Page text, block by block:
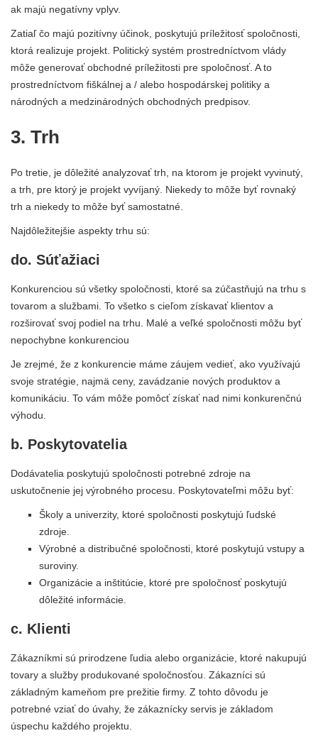
ak majú negatívny vplyv.
Zatiaľ čo majú pozitívny účinok, poskytujú príležitosť spoločnosti,
ktorá realizuje projekt. Politický systém prostredníctvom vlády
môže generovať obchodné príležitosti pre spoločnosť. A to
prostredníctvom fiškálnej a / alebo hospodárskej politiky a
národných a medzinárodných obchodných predpisov.
3. Trh
Po tretie, je dôležité analyzovať trh, na ktorom je projekt vyvinutý,
a trh, pre ktorý je projekt vyvíjaný. Niekedy to môže byť rovnaký
trh a niekedy to môže byť samostatné.
Najdôležitejšie aspekty trhu sú:
do. Súťažiaci
Konkurenciou sú všetky spoločnosti, ktoré sa zúčastňujú na trhu s
tovarom a službami. To všetko s cieľom získavať klientov a
rozširovať svoj podiel na trhu. Malé a veľké spoločnosti môžu byť
nepochybne konkurenciou
Je zrejmé, že z konkurencie máme záujem vedieť, ako využívajú
svoje stratégie, najmä ceny, zavádzanie nových produktov a
komunikáciu. To vám môže pomôcť získať nad nimi konkurenčnú
výhodu.
b. Poskytovatelia
Dodávatelia poskytujú spoločnosti potrebné zdroje na
uskutočnenie jej výrobného procesu. Poskytovateľmi môžu byť:
Školy a univerzity, ktoré spoločnosti poskytujú ľudské
zdroje.
Výrobné a distribučné spoločnosti, ktoré poskytujú vstupy a
suroviny.
Organizácie a inštitúcie, ktoré pre spoločnosť poskytujú
dôležité informácie.
c. Klienti
Zákazníkmi sú prirodzene ľudia alebo organizácie, ktoré nakupujú
tovary a služby produkované spoločnosťou. Zákazníci sú
základným kameňom pre prežitie firmy. Z tohto dôvodu je
potrebné vziať do úvahy, že zákaznícky servis je základom
úspechu každého projektu.